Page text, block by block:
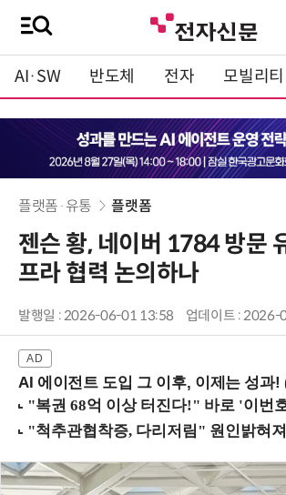
AI·SW 반도체 전자 모빌리티
플랫폼·유통 플랫폼
젠슨 황, 네이버 1784 방문
프라 협력 논의하나
발행일 : 2026-06-01 13:58 업데이트 :
AI 에이전트 도입 그 이후, 이제는 성과!